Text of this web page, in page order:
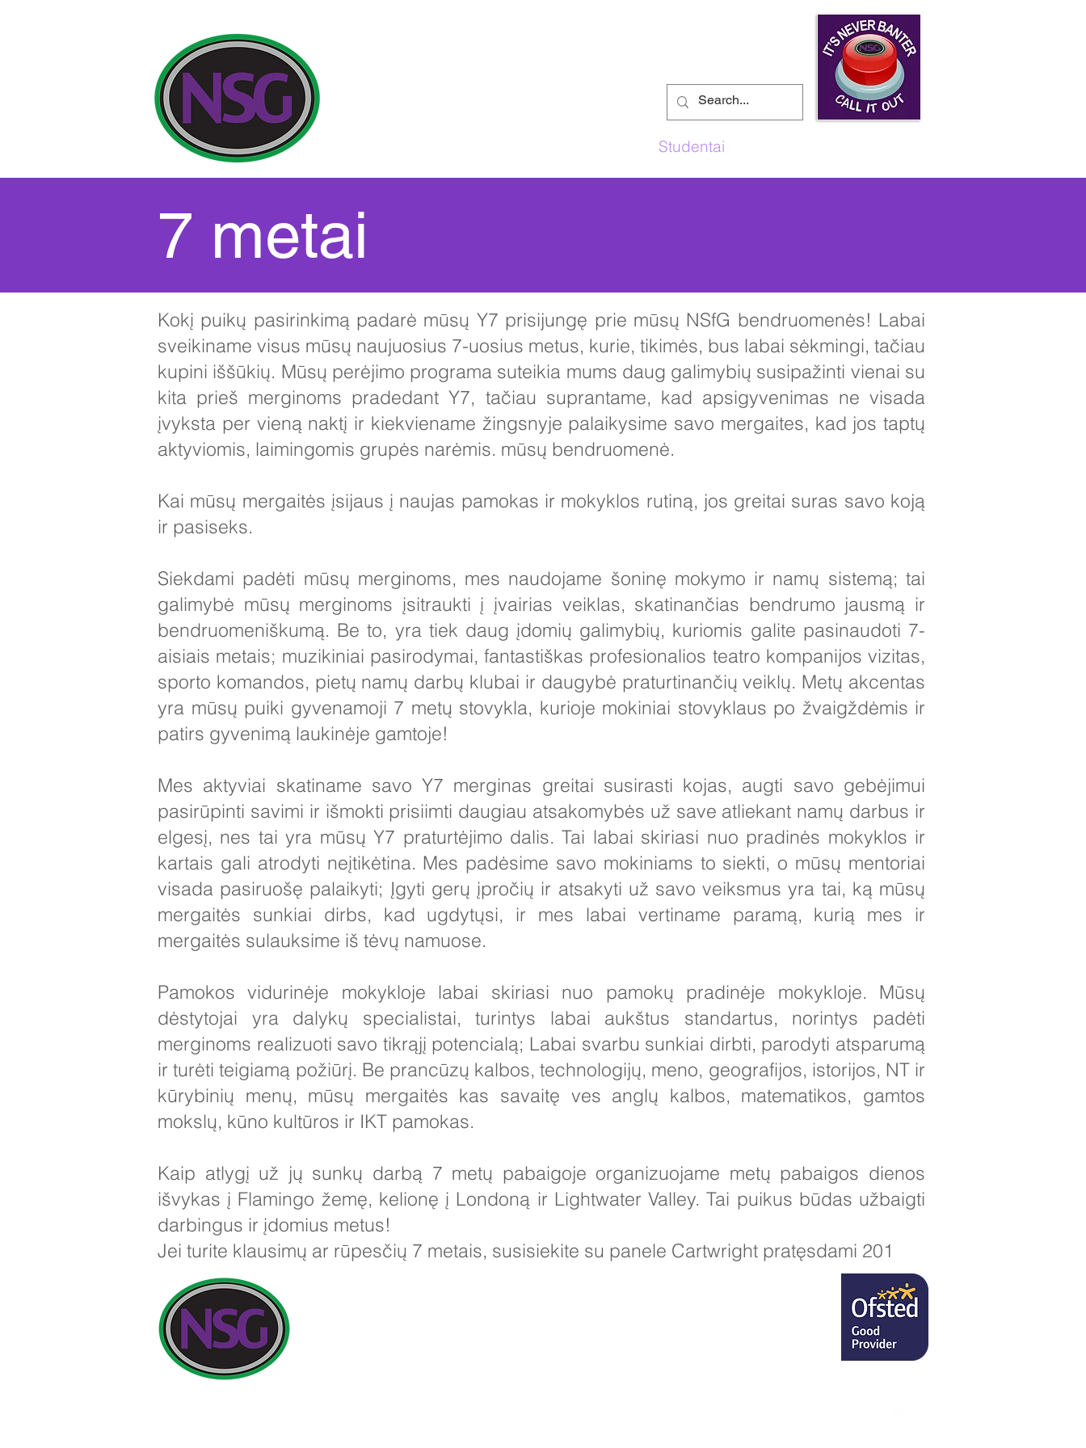
Studentai
7 metai
Kokį puikų pasirinkimą padarė mūsų Y7 prisijungę prie mūsų NSfG bendruomenės! Labai
sveikiname visus mūsų naujuosius 7-uosius metus, kurie, tikimės, bus labai sėkmingi, tačiau
kupini iššūkių. Mūsų perėjimo programa suteikia mums daug galimybių susipažinti vienai su
kita prieš merginoms pradedant Y7, tačiau suprantame, kad apsigyvenimas ne visada
įvyksta per vieną naktį ir kiekviename žingsnyje palaikysime savo mergaites, kad jos taptų
aktyviomis, laimingomis grupės narėmis. mūsų bendruomenė.
Kai mūsų mergaitės įsijaus į naujas pamokas ir mokyklos rutiną, jos greitai suras savo koją
ir pasiseks.
Siekdami padėti mūsų merginoms, mes naudojame šoninę mokymo ir namų sistemą; tai
galimybė mūsų merginoms įsitraukti į įvairias veiklas, skatinančias bendrumo jausmą ir
bendruomeniškumą. Be to, yra tiek daug įdomių galimybių, kuriomis galite pasinaudoti 7-
aisiais metais; muzikiniai pasirodymai, fantastiškas profesionalios teatro kompanijos vizitas,
sporto komandos, pietų namų darbų klubai ir daugybė praturtinančių veiklų. Metų akcentas
yra mūsų puiki gyvenamoji 7 metų stovykla, kurioje mokiniai stovyklaus po žvaigždėmis ir
patirs gyvenimą laukinėje gamtoje!
Mes aktyviai skatiname savo Y7 merginas greitai susirasti kojas, augti savo gebėjimui
pasirūpinti savimi ir išmokti prisiimti daugiau atsakomybės už save atliekant namų darbus ir
elgesį, nes tai yra mūsų Y7 praturtėjimo dalis. Tai labai skiriasi nuo pradinės mokyklos ir
kartais gali atrodyti neįtikėtina. Mes padėsime savo mokiniams to siekti, o mūsų mentoriai
visada pasiruošę palaikyti; Įgyti gerų įpročių ir atsakyti už savo veiksmus yra tai, ką mūsų
mergaitės sunkiai dirbs, kad ugdytųsi, ir mes labai vertiname paramą, kurią mes ir
mergaitės sulauksime iš tėvų namuose.
Pamokos vidurinėje mokykloje labai skiriasi nuo pamokų pradinėje mokykloje. Mūsų
dėstytojai yra dalykų specialistai, turintys labai aukštus standartus, norintys padėti
merginoms realizuoti savo tikrąjį potencialą; Labai svarbu sunkiai dirbti, parodyti atsparumą
ir turėti teigiamą požiūrį. Be prancūzų kalbos, technologijų, meno, geografijos, istorijos, NT ir
kūrybinių menų, mūsų mergaitės kas savaitę ves anglų kalbos, matematikos, gamtos
mokslų, kūno kultūros ir IKT pamokas.
Kaip atlygį už jų sunkų darbą 7 metų pabaigoje organizuojame metų pabaigos dienos
išvykas į Flamingo žemę, kelionę į Londoną ir Lightwater Valley. Tai puikus būdas užbaigti
darbingus ir įdomius metus!
Jei turite klausimų ar rūpesčių 7 metais, susisiekite su panele Cartwright pratęsdami 201